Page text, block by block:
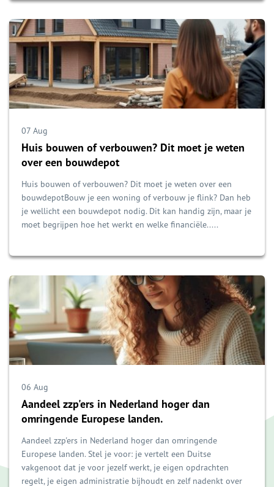
07 Aug
Huis bouwen of verbouwen? Dit moet je weten
over een bouwdepot
Huis bouwen of verbouwen? Dit moet je weten over een
bouwdepotBouw je een woning of verbouw je flink? Dan heb
je wellicht een bouwdepot nodig. Dit kan handig zijn, maar je
moet begrijpen hoe het werkt en welke financiële.....
06 Aug
Aandeel zzp'ers in Nederland hoger dan
omringende Europese landen.
Aandeel zzp'ers in Nederland hoger dan omringende
Europese landen. Stel je voor: je vertelt een Duitse
vakgenoot dat je voor jezelf werkt, je eigen opdrachten
regelt, je eigen administratie bijhoudt en zelf nadenkt over